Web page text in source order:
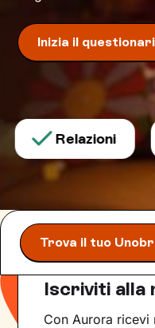
Inizia il
Relazioni
Trova il tuo
Iscriviti alla
Con Aurora ricevi